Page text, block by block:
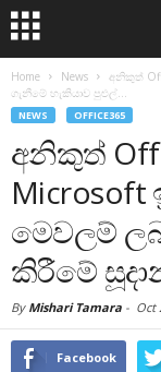
Home News
අනිකුත්
ගැනීමේ හැකියාව පුළුල්...
NEWS OFFICE365
අනිකුත්
මෙවලම්
කිරීමේ
By Mishari Tamara - Oct
Facebook